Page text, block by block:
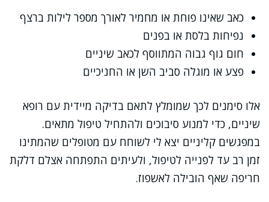
כאב שאינו פוחת או מחמיר לאורך מספר לילות ברצף
נפיחות בלסת או בפנים
חום גוף גבוה המתווסף לכאב שיניים
פצע או מוגלה סביב השן או החניכיים
אלו סימנים לכך שמומלץ לתאם בדיקה מיידית עם רופא
שיניים, כדי למנוע סיבוכים ולהתחיל טיפול מתאים.
במפגשים קליניים יצא לי לשוחח עם מטופלים שהמתינו
זמן רב עד לפנייה לטיפול, ולעיתים התפתחה אצלם דלקת
חריפה שאף הובילה לאשפוז.